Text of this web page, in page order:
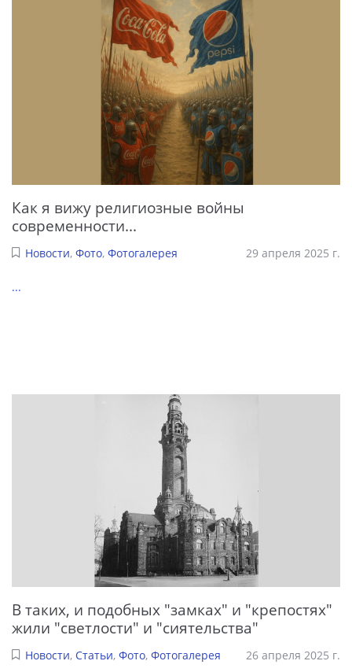
Как я вижу религиозные войны
современности...
Новости, Фото, Фотогалерея 29 апреля 2025 г.
...
В таких, и подобных "замках" и "крепостях"
жили "светлости" и "сиятельства"
Новости, Статьи, Фото, Фотогалерея 26 апреля 2025 г.